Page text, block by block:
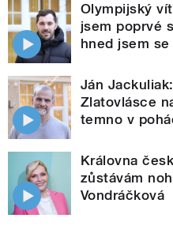
Olympijský
jsem poprvé
hned jsem se
Ján
Zlatovlásce
temno v
Královna
zůstávám
Vondráčková